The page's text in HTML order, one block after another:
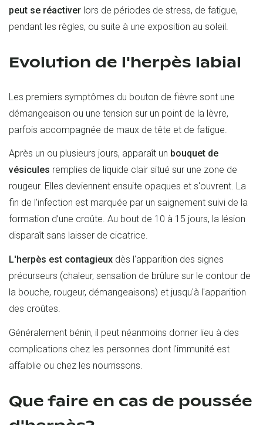
peut se réactiver lors de périodes de stress, de fatigue,
pendant les règles, ou suite à une exposition au soleil.
Evolution de l'herpès labial
Les premiers symptômes du bouton de fièvre sont une
démangeaison ou une tension sur un point de la lèvre,
parfois accompagnée de maux de tête et de fatigue.
Après un ou plusieurs jours, apparaît un bouquet de
vésicules remplies de liquide clair situé sur une zone de
rougeur. Elles deviennent ensuite opaques et s'ouvrent. La
fin de l’infection est marquée par un saignement suivi de la
formation d’une croûte. Au bout de 10 à 15 jours, la lésion
disparaît sans laisser de cicatrice.
L'herpès est contagieux dès l'apparition des signes
précurseurs (chaleur, sensation de brûlure sur le contour de
la bouche, rougeur, démangeaisons) et jusqu'à l'apparition
des croûtes.
Généralement bénin, il peut néanmoins donner lieu à des
complications chez les personnes dont l'immunité est
affaiblie ou chez les nourrissons.
Que faire en cas de poussée